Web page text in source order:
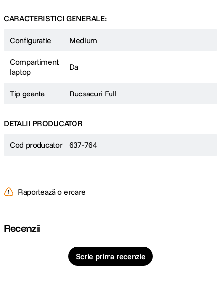
CARACTERISTICI GENERALE:
Configuratie Medium
Compartiment
laptop
Da
Tip geanta Rucsacuri Full
DETALII PRODUCATOR
Cod producator 637-764
Raportează o eroare
Recenzii
Scrie prima recenzie